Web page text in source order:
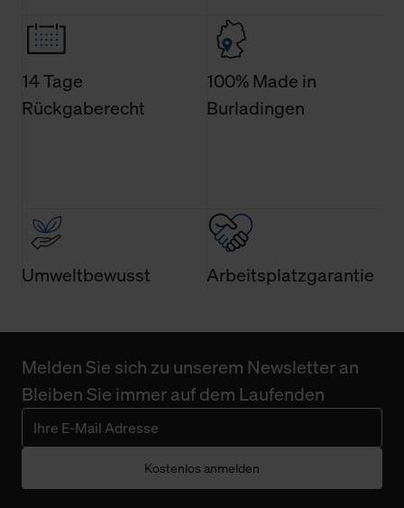
14 Tage
Rückgaberecht
100% Made in
Burladingen
Umweltbewusst Arbeitsplatzgarantie
Melden Sie sich zu unserem Newsletter an
Bleiben Sie immer auf dem Laufenden
Kostenlos anmelden